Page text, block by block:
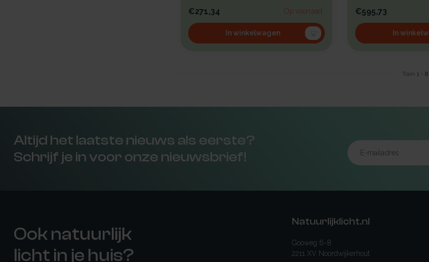
€271,34 Op voorraad
In winkelwagen
€595,73
In
Toon 1 - 8
Altijd het laatste nieuws als eerste?
Schrijf je in voor onze nieuwsbrief!
Ook natuurlijk
licht in je huis?
Natuurlijklicht.nl
Gooweg 6-8
2211 XV Noordwijkerhout